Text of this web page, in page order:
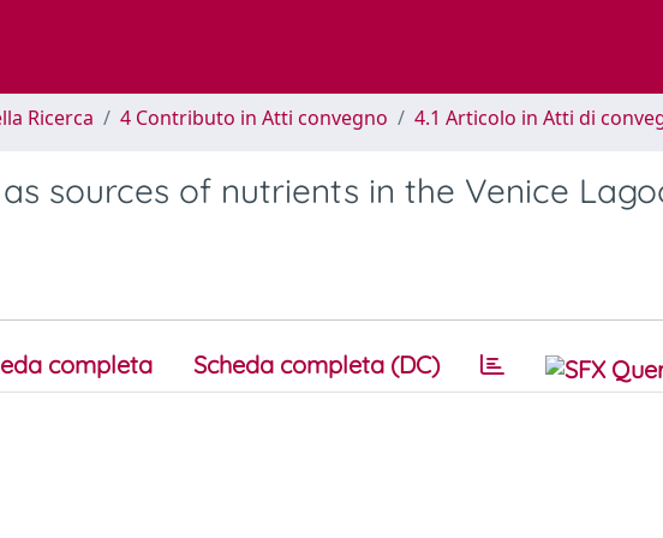
Ricerca 4 Contributo in Atti convegno 4.1 Articolo in Atti di
sources of nutrients in the Venice
completa Scheda completa (DC)